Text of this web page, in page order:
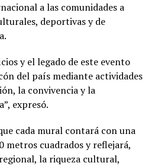
a las comunidades a
deportivas y de
y el legado de este evento
del país mediante actividades
la convivencia y la
expresó.
cada mural contará con una
metros cuadrados y reflejará,
la riqueza cultural,